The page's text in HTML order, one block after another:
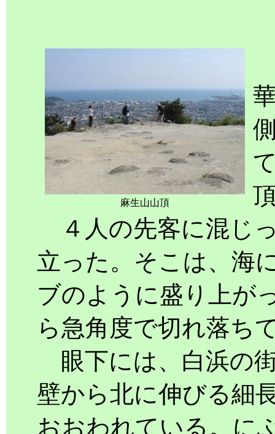
麻生山山頂
４人の先客に混じ
立った。そこは、海
ブのように盛り上が
ら急角度で切れ落ち
眼下には、白浜の
壁から北に伸びる細
おおわれている。に